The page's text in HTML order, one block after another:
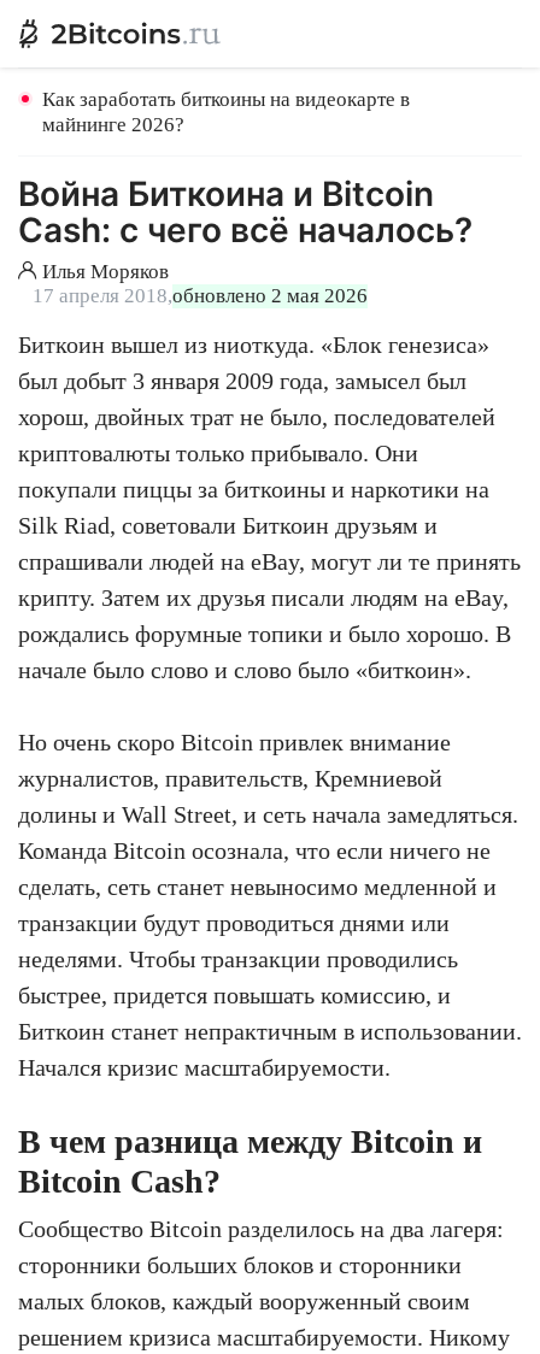
Как заработать биткоины на видеокарте в
майнинге 2026?
Война Биткоина и Bitcoin
Cash: с чего всё началось?
Илья Моряков
17 апреля 2018,обновлено 2 мая 2026
Биткоин вышел из ниоткуда. «Блок генезиса»
был добыт 3 января 2009 года, замысел был
хорош, двойных трат не было, последователей
криптовалюты только прибывало. Они
покупали пиццы за биткоины и наркотики на
Silk Riad, советовали Биткоин друзьям и
спрашивали людей на eBay, могут ли те принять
крипту. Затем их друзья писали людям на eBay,
рождались форумные топики и было хорошо. В
начале было слово и слово было «биткоин».
Но очень скоро Bitcoin привлек внимание
журналистов, правительств, Кремниевой
долины и Wall Street, и сеть начала замедляться.
Команда Bitcoin осознала, что если ничего не
сделать, сеть станет невыносимо медленной и
транзакции будут проводиться днями или
неделями. Чтобы транзакции проводились
быстрее, придется повышать комиссию, и
Биткоин станет непрактичным в использовании.
Начался кризис масштабируемости.
В чем разница между Bitcoin и
Bitcoin Cash?
Сообщество Bitcoin разделилось на два лагеря:
сторонники больших блоков и сторонники
малых блоков, каждый вооруженный своим
решением кризиса масштабируемости. Никому